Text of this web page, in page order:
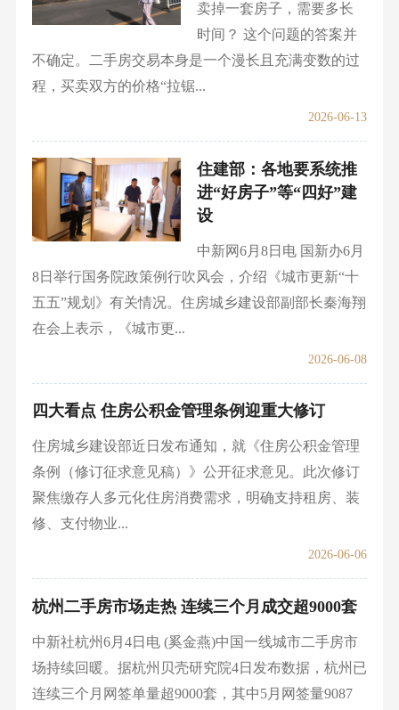
卖掉一套房子，需要多长
时间？ 这个问题的答案并
不确定。二手房交易本身是一个漫长且充满变数的过
程，买卖双方的价格“拉锯...
2026-06-13
住建部：各地要系统推
进“好房子”等“四好”建
设
中新网6月8日电 国新办6月
8日举行国务院政策例行吹风会，介绍《城市更新“十
五五”规划》有关情况。住房城乡建设部副部长秦海翔
在会上表示，《城市更...
2026-06-08
四大看点 住房公积金管理条例迎重大修订
住房城乡建设部近日发布通知，就《住房公积金管理
条例（修订征求意见稿）》公开征求意见。此次修订
聚焦缴存人多元化住房消费需求，明确支持租房、装
修、支付物业...
2026-06-06
杭州二手房市场走热 连续三个月成交超9000套
中新社杭州6月4日电 (奚金燕)中国一线城市二手房市
场持续回暖。据杭州贝壳研究院4日发布数据，杭州已
连续三个月网签单量超9000套，其中5月网签量9087